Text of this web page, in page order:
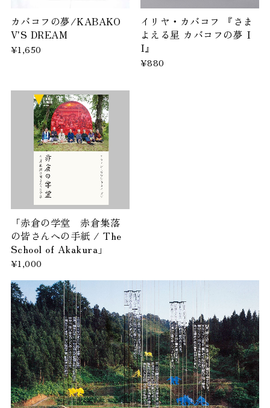
カバコフの夢/KABAKO
V'S DREAM
¥1,650
イリヤ・カバコフ 『さま
よえる星 カバコフの夢 I
I』
¥880
「赤倉の学堂 赤倉集落
の皆さんへの手紙 / The
School of Akakura」
¥1,000